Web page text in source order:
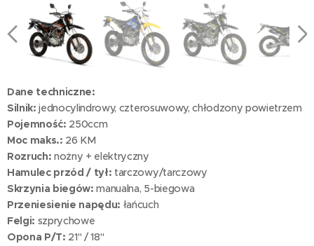
Dane techniczne:
Silnik: jednocylindrowy, czterosuwowy, chłodzony powietrzem
Pojemność: 250ccm
Moc maks.: 26 KM
Rozruch: nożny + elektryczny
Hamulec przód / tył: tarczowy/tarczowy
Skrzynia biegów: manualna, 5-biegowa
Przeniesienie napędu: łańcuch
Felgi: szprychowe
Opona P/T: 21" / 18"